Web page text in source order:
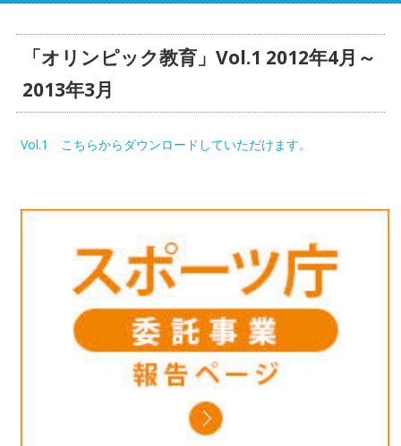
「オリンピック教育」Vol.1 2012年4月～
2013年3月
Vol.1 こちらからダウンロードしていただけます。